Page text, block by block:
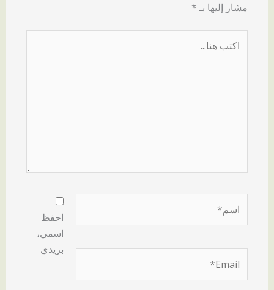
مشار إليها بـ *
هنا...
احفظ
اسمي،
بريدي